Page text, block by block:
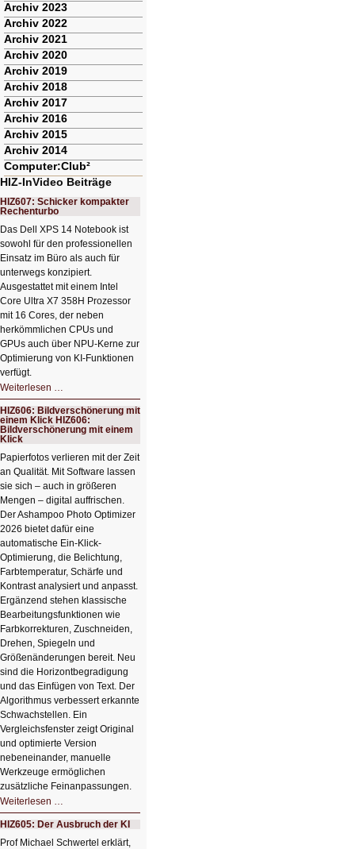
Archiv 2023
Archiv 2022
Archiv 2021
Archiv 2020
Archiv 2019
Archiv 2018
Archiv 2017
Archiv 2016
Archiv 2015
Archiv 2014
Computer:Club²
HIZ-InVideo Beiträge
HIZ607: Schicker kompakter
Rechenturbo
Das Dell XPS 14 Notebook ist
sowohl für den professionellen
Einsatz im Büro als auch für
unterwegs konzipiert.
Ausgestattet mit einem Intel
Core Ultra X7 358H Prozessor
mit 16 Cores, der neben
herkömmlichen CPUs und
GPUs auch über NPU-Kerne zur
Optimierung von KI-Funktionen
verfügt.
Weiterlesen …
Schicker
kompakter
Rechenturbo
HIZ606: Bildverschönerung mit
einem Klick HIZ606:
Bildverschönerung mit einem
Klick
Papierfotos verlieren mit der Zeit
an Qualität. Mit Software lassen
sie sich – auch in größeren
Mengen – digital auffrischen.
Der Ashampoo Photo Optimizer
2026 bietet dafür eine
automatische Ein-Klick-
Optimierung, die Belichtung,
Farbtemperatur, Schärfe und
Kontrast analysiert und anpasst.
Ergänzend stehen klassische
Bearbeitungsfunktionen wie
Farbkorrekturen, Zuschneiden,
Drehen, Spiegeln und
Größenänderungen bereit. Neu
sind die Horizontbegradigung
und das Einfügen von Text. Der
Algorithmus verbessert erkannte
Schwachstellen. Ein
Vergleichsfenster zeigt Original
und optimierte Version
nebeneinander, manuelle
Werkzeuge ermöglichen
zusätzliche Feinanpassungen.
Weiterlesen …
Bildverschönerung
mit
einem
Klick
HIZ605: Der Ausbruch der KI
Prof Michael Schwertel erklärt,